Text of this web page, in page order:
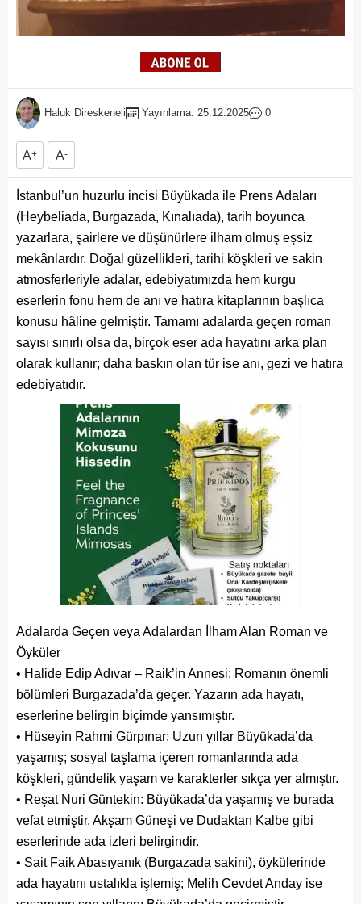
Haluk Direskeneli Yayınlama: 25.12.2025 0
A+ A-
İstanbul’un huzurlu incisi Büyükada ile Prens Adaları
(Heybeliada, Burgazada, Kınalıada), tarih boyunca
yazarlara, şairlere ve düşünürlere ilham olmuş eşsiz
mekânlardır. Doğal güzellikleri, tarihi köşkleri ve sakin
atmosferleriyle adalar, edebiyatımızda hem kurgu
eserlerin fonu hem de anı ve hatıra kitaplarının başlıca
konusu hâline gelmiştir. Tamamı adalarda geçen roman
sayısı sınırlı olsa da, birçok eser ada hayatını arka plan
olarak kullanır; daha baskın olan tür ise anı, gezi ve hatıra
edebiyatıdır.
Adalarda Geçen veya Adalardan İlham Alan Roman ve
Öyküler
• Halide Edip Adıvar – Raik’in Annesi: Romanın önemli
bölümleri Burgazada’da geçer. Yazarın ada hayatı,
eserlerine belirgin biçimde yansımıştır.
• Hüseyin Rahmi Gürpınar: Uzun yıllar Büyükada’da
yaşamış; sosyal taşlama içeren romanlarında ada
köşkleri, gündelik yaşam ve karakterler sıkça yer almıştır.
• Reşat Nuri Güntekin: Büyükada’da yaşamış ve burada
vefat etmiştir. Akşam Güneşi ve Dudaktan Kalbe gibi
eserlerinde ada izleri belirgindir.
• Sait Faik Abasıyanık (Burgazada sakini), öykülerinde
ada hayatını ustalıkla işlemiş; Melih Cevdet Anday ise